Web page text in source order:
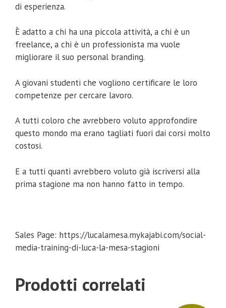
di esperienza.
È adatto a chi ha una piccola attività, a chi è un
freelance, a chi è un professionista ma vuole
migliorare il suo personal branding.
A giovani studenti che vogliono certificare le loro
competenze per cercare lavoro.
A tutti coloro che avrebbero voluto approfondire
questo mondo ma erano tagliati fuori dai corsi molto
costosi.
E a tutti quanti avrebbero voluto già iscriversi alla
prima stagione ma non hanno fatto in tempo.
Sales Page: https://lucalamesa.mykajabi.com/social-
media-training-di-luca-la-mesa-stagioni
Prodotti correlati